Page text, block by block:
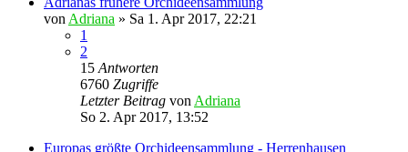
von Adriana » Sa 1. Apr 2017, 22:21
1
2
15 Antworten
6760 Zugriffe
Letzter Beitrag von Adriana
So 2. Apr 2017, 13:52
Europas größte Orchideensammlung - Herrenhausen